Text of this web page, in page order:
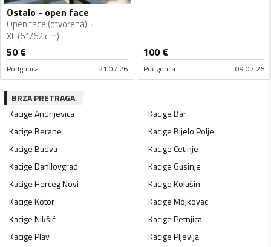
Ostalo - open face
Open face (otvorena)
XL (61/62 cm)
50€
Podgorica 21.07.26
100€
Podgorica 09.07.26
BRZA PRETRAGA
KacigeAndrijevica KacigeBar
KacigeBerane KacigeBijelo Polje
KacigeBudva KacigeCetinje
KacigeDanilovgrad KacigeGusinje
KacigeHerceg Novi KacigeKolašin
KacigeKotor KacigeMojkovac
KacigeNikšić KacigePetnjica
KacigePlav KacigePljevlja